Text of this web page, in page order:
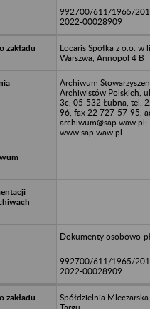
992700/611/1965/
2022-00028909
Locaris Spółka z o.o. w
Warszwa, Annopol 4 B
Archiwum
Archiwistów Polskich,
3c, 05-532 Łubna, tel.
96, fax 22 727-57-95,
archiwum@sap.waw.pl;
www.sap.waw.pl
Dokumenty osobowo-
992700/611/1965/
2022-00028909
Spółdzielnia